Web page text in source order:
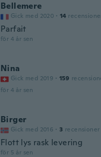
Bellemere
Gick med 2020 · 14
Parfait
för 4 år sen
Nina
Gick med 2019 · 159
för 4 år sen
Birger
Gick med 2016 · 3 recensioner
Flott lys rask levering
för 5 år sen